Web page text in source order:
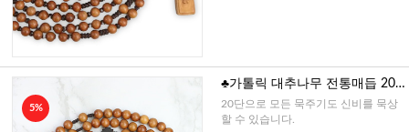
5%
♣가톨릭 대추나무 전통매듭 20
단묵주-10mm
20단으로 모든 묵주기도 신비를 묵상
할 수 있습니다.